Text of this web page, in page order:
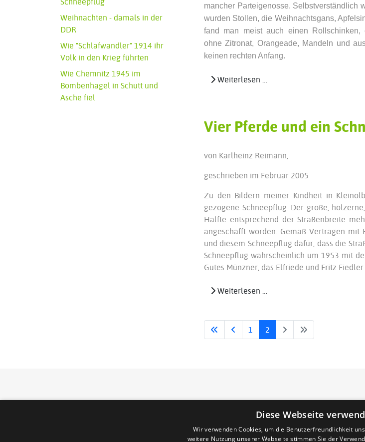
Weihnachten - damals in der
DDR
Wie "Schlafwandler" 1914 ihr
Volk in den Krieg führten
Wie Chemnitz 1945 im
Bombenhagel in Schutt und
Asche fiel
mancher Parteigenosse. Selbstverständlich
wurden Stollen, die Weihnachtsgans,
fand man meist auch einen
ohne Zitronat, Orangeade, Mandeln und
keinen rechten Anfang.
Weiterlesen …
Vier Pferde und ein
von Karlheinz Reimann,
geschrieben im Februar 2005
Zu den Bildern meiner Kindheit in
gezogene Schneepflug. Der große,
Hälfte entsprechend der Straßenbreite
angeschafft worden. Gemäß Verträgen mit
und diesem Schneepflug dafür, dass die
Schneepflug wahrscheinlich um 1953 mit
Gutes Münzner, das Elfriede und Fritz
Weiterlesen …
1 2
© 2007 - 2026 Karlheinz Reimann COPYRIGHT INFORMATION
oder Daten, insbesondere die
Diese Webseite
Wir verwenden Cookies, um die Benutzerfreundlichkeit
weitere Nutzung unserer Webseite stimmen Sie der